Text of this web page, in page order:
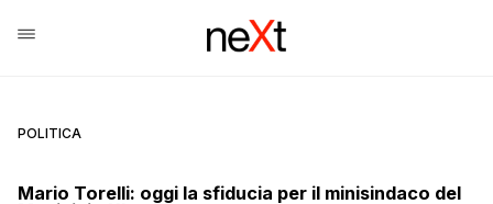
POLITICA
Mario Torelli: oggi la sfiducia per il minisindaco del